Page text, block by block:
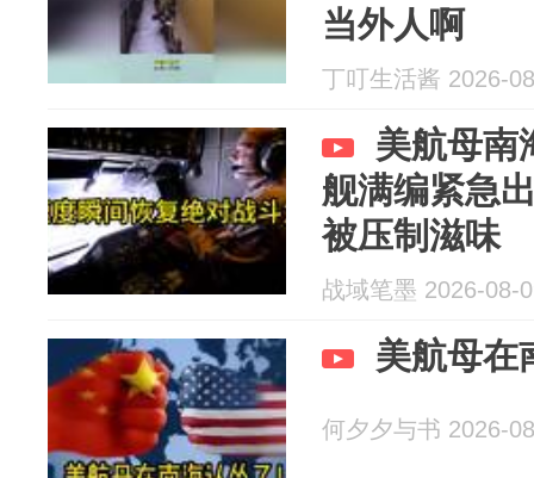
当外人啊
丁叮生活酱 2026-
美航母南
舰满编紧急
被压制滋味
战域笔墨 2026-08-
美航母在
何夕夕与书 2026-